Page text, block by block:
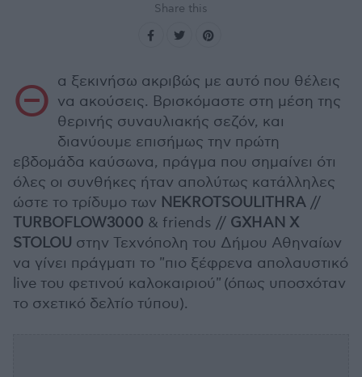
Share this
Θ α ξεκινήσω ακριβώς με αυτό που θέλεις
να ακούσεις. Βρισκόμαστε στη μέση της
θερινής συναυλιακής σεζόν, και
διανύουμε επισήμως την πρώτη
εβδομάδα καύσωνα, πράγμα που σημαίνει ότι
όλες οι συνθήκες ήταν απολύτως κατάλληλες
ώστε το τρίδυμο των NEKROTSOULITHRA //
TURBOFLOW3000 & friends // GXHAN X
STOLOU στην Τεχνόπολη του Δήμου Αθηναίων
να γίνει πράγματι το "πιο ξέφρενα απολαυστικό
live του φετινού καλοκαιριού" (όπως υποσχόταν
το σχετικό δελτίο τύπου).